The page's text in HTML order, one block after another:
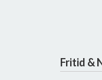
Fritid &